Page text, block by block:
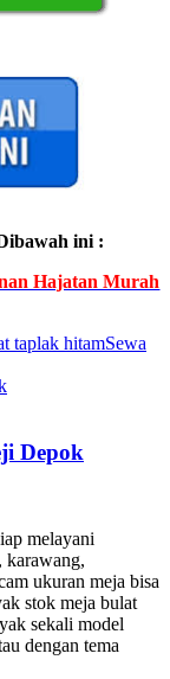
ini :
Hajatan Murah
taplak hitamSewa
Depok
melayani
karawang,
ukuran meja bisa
stok meja bulat
sekali model
dengan tema